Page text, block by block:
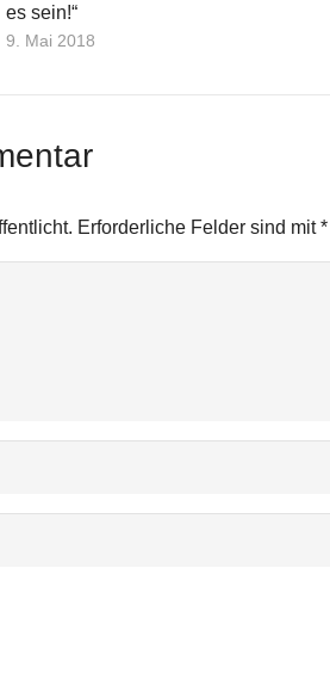
es sein!“
9. Mai 2018
Erforderliche Felder sind mit*